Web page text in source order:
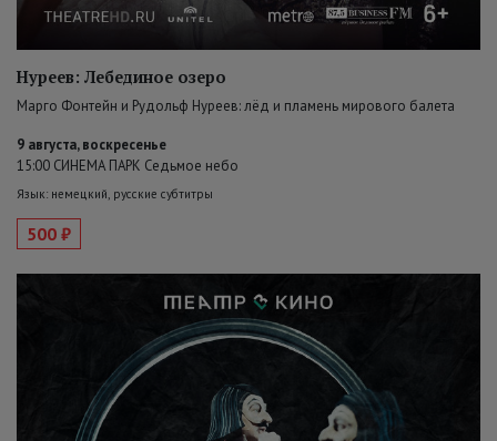
Нуреев: Лебединое озеро
Марго Фонтейн и Рудольф Нуреев: лёд и пламень мирового балета
9 августа, воскресенье
15:00 СИНЕМА ПАРК Седьмое небо
Язык: немецкий, русские субтитры
500 ₽